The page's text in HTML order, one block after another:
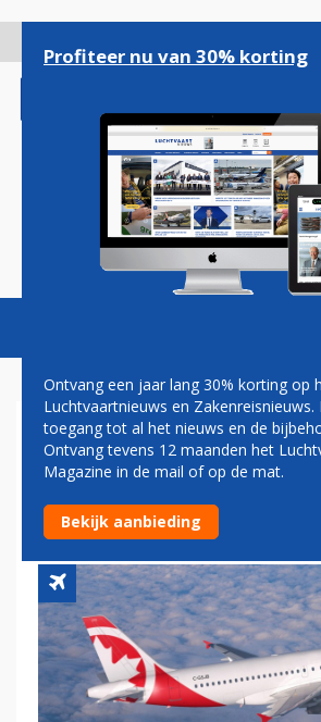
gaan
Magazine Podcasts
AELS ONTMANTELT
CANADESE AIRBUS
TWENTE AIRPORT
Profiteer nu van 30% korting
Ontvang een jaar lang 30% korting op
Luchtvaartnieuws en
toegang tot al het nieuws en de
Ontvang tevens 12 maanden het
Magazine in de mail of op de mat.
Bekijk aanbieding